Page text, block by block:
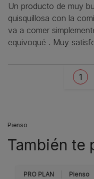
Un producto de muy
quisquillosa con la
va a comer
equivoqué . Muy
1
Pienso
También te
PRO PLAN Pienso